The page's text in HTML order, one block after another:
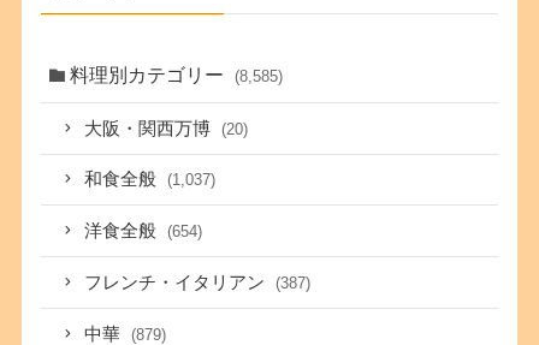
料理別カテゴリー (8,585)
大阪・関西万博 (20)
和食全般 (1,037)
洋食全般 (654)
フレンチ・イタリアン (387)
中華 (879)